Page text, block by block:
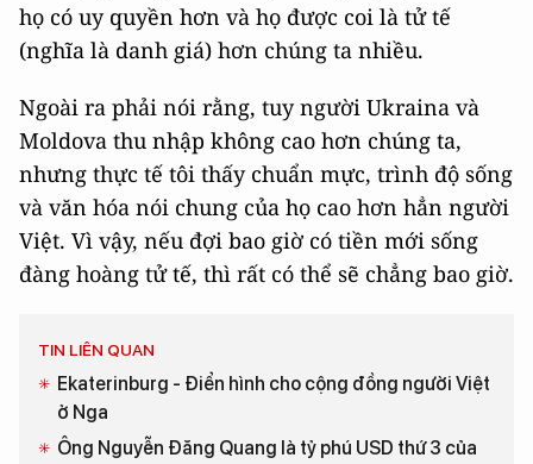
họ có uy quyền hơn và họ được coi là tử tế
(nghĩa là danh giá) hơn chúng ta nhiều.
Ngoài ra phải nói rằng, tuy người Ukraina và
Moldova thu nhập không cao hơn chúng ta,
nhưng thực tế tôi thấy chuẩn mực, trình độ sống
và văn hóa nói chung của họ cao hơn hẳn người
Việt. Vì vậy, nếu đợi bao giờ có tiền mới sống
đàng hoàng tử tế, thì rất có thể sẽ chẳng bao giờ.
TIN LIÊN QUAN
Ekaterinburg - Điển hình cho cộng đồng người Việt
ở Nga
Ông Nguyễn Đăng Quang là tỷ phú USD thứ 3 của